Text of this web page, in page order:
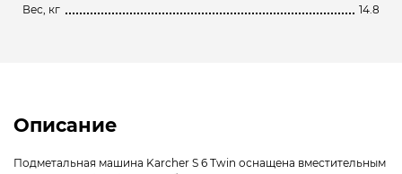
Вес, кг 14.8
Описание
Подметальная машина Karcher S 6 Twin оснащена вместительным